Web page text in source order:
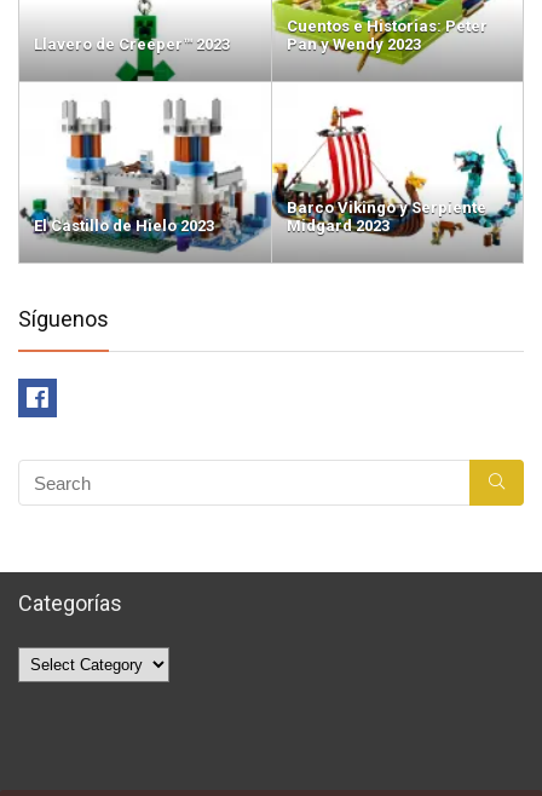
Llavero de Creeper™ 2023
Cuentos e Historias: Peter
Pan y Wendy 2023
El Castillo de Hielo 2023
Barco Vikingo y Serpiente
Midgard 2023
Síguenos
Categorías
Categorías